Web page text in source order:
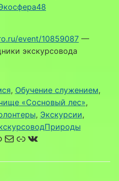
event/10859087—
экскурсовода
, Обучение служением
«Сосновый лес»
, Экскурсии
Почта
Ссылка
ВКонтакте